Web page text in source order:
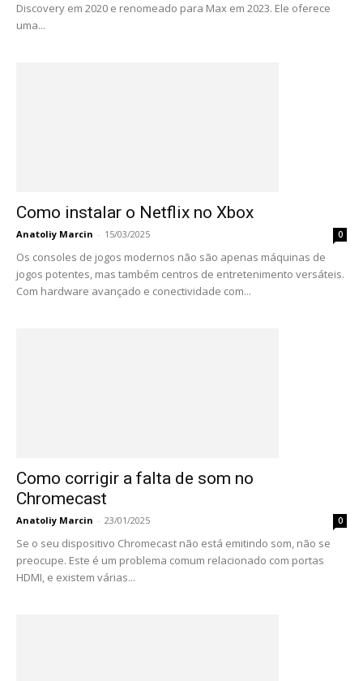
Discovery em 2020 e renomeado para Max em 2023. Ele oferece
uma...
Como instalar o Netflix no Xbox
Anatoliy Marcin - 15/03/2025 0
Os consoles de jogos modernos não são apenas máquinas de
jogos potentes, mas também centros de entretenimento versáteis.
Com hardware avançado e conectividade com...
Como corrigir a falta de som no
Chromecast
Anatoliy Marcin - 23/01/2025 0
Se o seu dispositivo Chromecast não está emitindo som, não se
preocupe. Este é um problema comum relacionado com portas
HDMI, e existem várias...